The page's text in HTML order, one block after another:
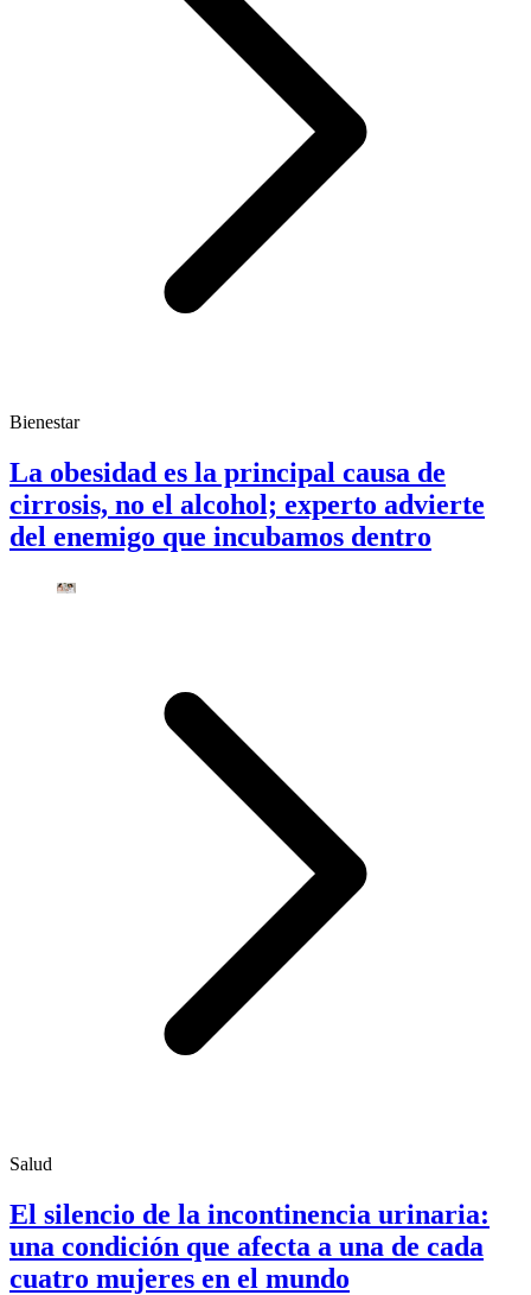
Bienestar
La obesidad es la principal causa de
cirrosis, no el alcohol; experto advierte
del enemigo que incubamos dentro
Salud
El silencio de la incontinencia urinaria:
una condición que afecta a una de cada
cuatro mujeres en el mundo